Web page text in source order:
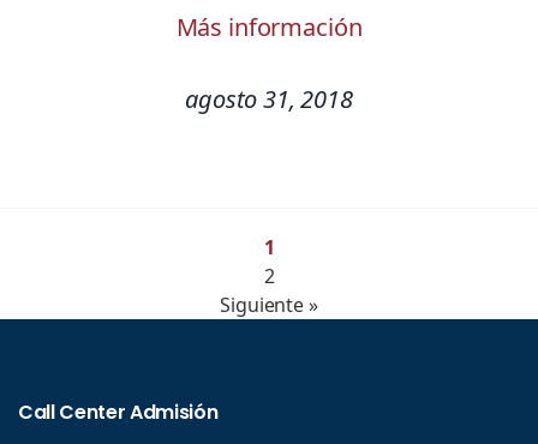
Más información
agosto 31, 2018
1
2
Siguiente »